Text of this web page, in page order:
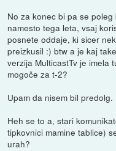
No za konec bi pa se
namesto tega leta, vsaj
posnete oddaje, ki sicer
preizkusil :) btw a je kaj
verzija MulticastTv je imela
mogoče za t-2?
Upam da nisem bil predolg.
Heh se to a, stari
tipkovnici mamine tablice)
urah?